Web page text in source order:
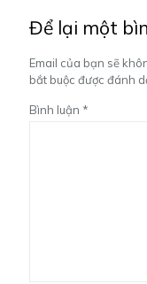
Để lại một
Email của bạn sẽ
bắt buộc được đánh
Bình luận *